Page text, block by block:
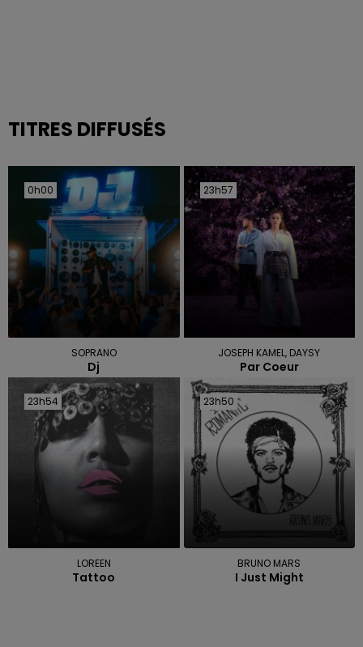
TITRES DIFFUSÉS
0h00
0h00
SOPRANO
Dj
23h57
23h57
JOSEPH KAMEL, DAYSY
Par Coeur
23h54
23h54
LOREEN
Tattoo
23h50
23h50
BRUNO MARS
I Just Might